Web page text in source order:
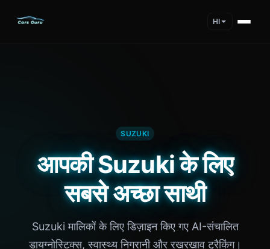
HI
SUZUKI
आपकी Suzuki के लिए
सबसे अच्छा साथी
Suzuki मालिकों के लिए डिज़ाइन किए गए AI-संचालित
डायग्नोस्टिक्स, स्वास्थ्य निगरानी और रखरखाव ट्रैकिंग।